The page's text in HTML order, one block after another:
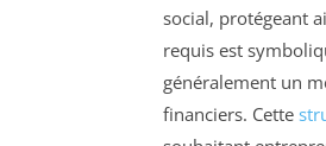
social, protégeant
requis est
généralement un
financiers. Cette